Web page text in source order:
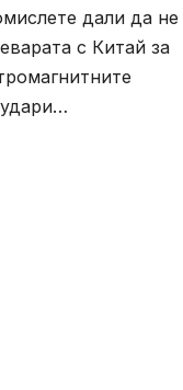
дали да не
с Китай за